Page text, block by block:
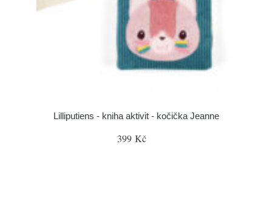
Lilliputiens - kniha aktivit - kočička Jeanne
399 Kč